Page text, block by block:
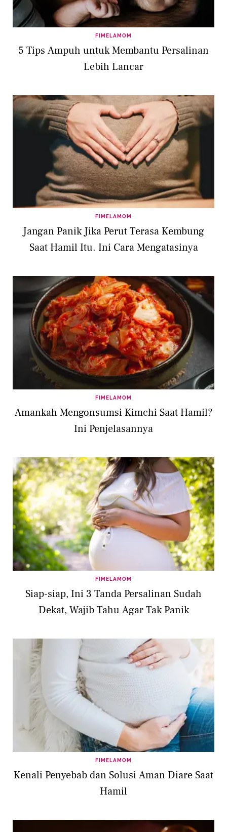
FIMELAMOM
5 Tips Ampuh untuk Membantu Persalinan
Lebih Lancar
FIMELAMOM
Jangan Panik Jika Perut Terasa Kembung
Saat Hamil Itu. Ini Cara Mengatasinya
FIMELAMOM
Amankah Mengonsumsi Kimchi Saat Hamil?
Ini Penjelasannya
FIMELAMOM
Siap-siap, Ini 3 Tanda Persalinan Sudah
Dekat, Wajib Tahu Agar Tak Panik
FIMELAMOM
Kenali Penyebab dan Solusi Aman Diare Saat
Hamil